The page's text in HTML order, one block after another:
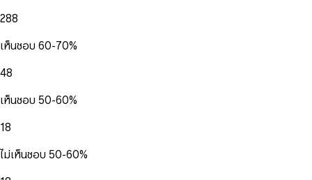
288
เห็นชอบ 60-70%
48
เห็นชอบ 50-60%
18
ไม่เห็นชอบ 50-60%